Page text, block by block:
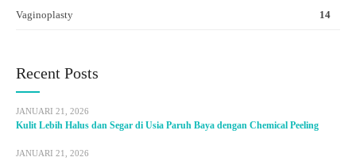
Vaginoplasty 14
Recent Posts
JANUARI 21, 2026
Kulit Lebih Halus dan Segar di Usia Paruh Baya dengan Chemical Peeling
JANUARI 21, 2026